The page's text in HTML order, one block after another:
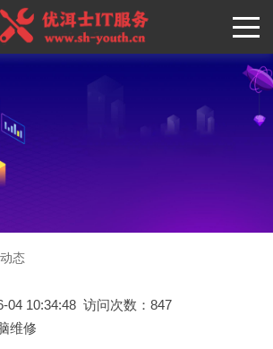
态
04 10:34:48 访问次数：847
维修